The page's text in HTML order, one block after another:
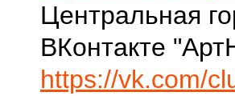
Центральная
ВКонтакте
https://vk.com/